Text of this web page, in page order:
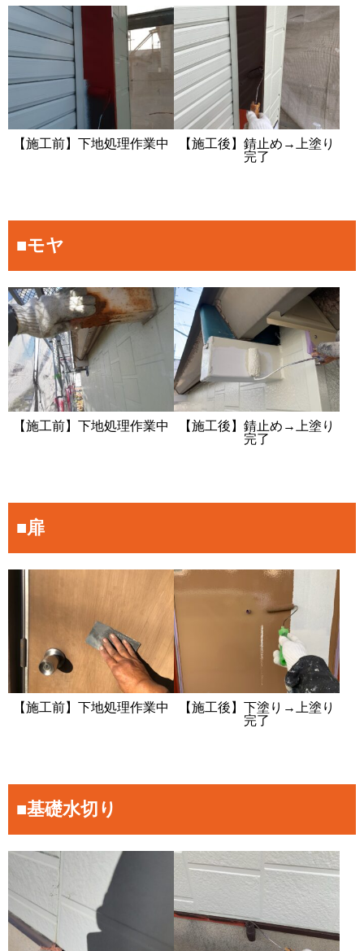
【施工前】下地処理作業中
【施工後】錆止め→上塗り
完了
■モヤ
【施工前】下地処理作業中
【施工後】錆止め→上塗り
完了
■扉
【施工前】下地処理作業中
【施工後】下塗り→上塗り
完了
■基礎水切り